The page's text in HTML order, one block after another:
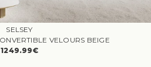
SELSEY
VELOURS BEIGE
1249.99€